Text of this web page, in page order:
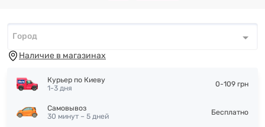
Город*
Город
Наличие в магазинах
Курьер по Киеву
1-3 дня
0-109 грн
Самовывоз
30 минут – 5 дней
Бесплатно